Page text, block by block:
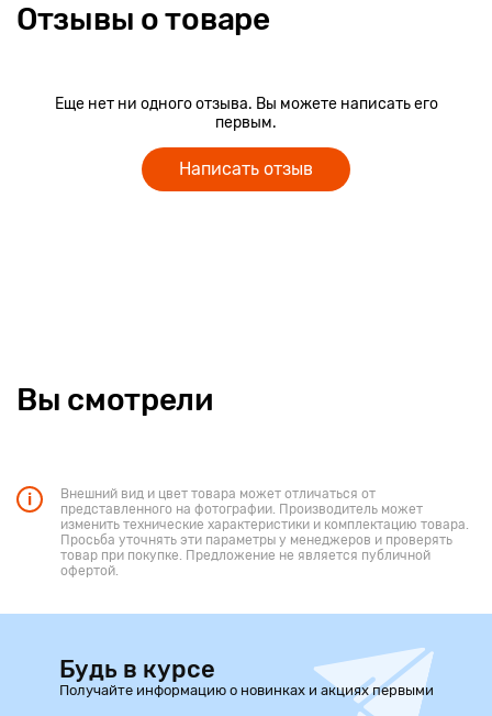
Отзывы о товаре
Еще нет ни одного отзыва. Вы можете написать его
первым.
Написать отзыв
Вы смотрели
Внешний вид и цвет товара может отличаться от
представленного на фотографии. Производитель может
изменить технические характеристики и комплектацию товара.
Просьба уточнять эти параметры у менеджеров и проверять
товар при покупке. Предложение не является публичной
офертой.
Будь в курсе
Получайте информацию о новинках и акциях первыми